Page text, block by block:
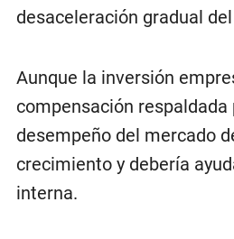
desaceleración gradual
Aunque la inversión
compensación
desempeño del mercado
crecimiento y debería
interna.